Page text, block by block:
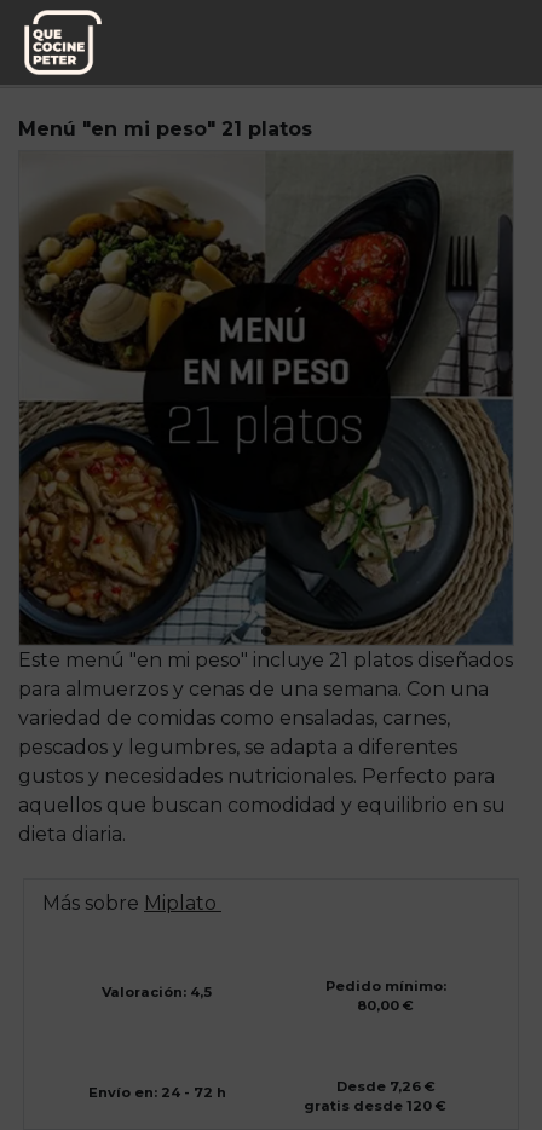
Pedido semanal
Menú "en mi peso" 21 platos
Este menú "en mi peso" incluye 21 platos diseñados
para almuerzos y cenas de una semana. Con una
variedad de comidas como ensaladas, carnes,
pescados y legumbres, se adapta a diferentes
gustos y necesidades nutricionales. Perfecto para
aquellos que buscan comodidad y equilibrio en su
dieta diaria.
Más sobre Miplato
Valoración: 4,5
Pedido mínimo:
80,00 €
Envío en: 24 - 72 h
Desde 7,26 €
gratis desde 120 €